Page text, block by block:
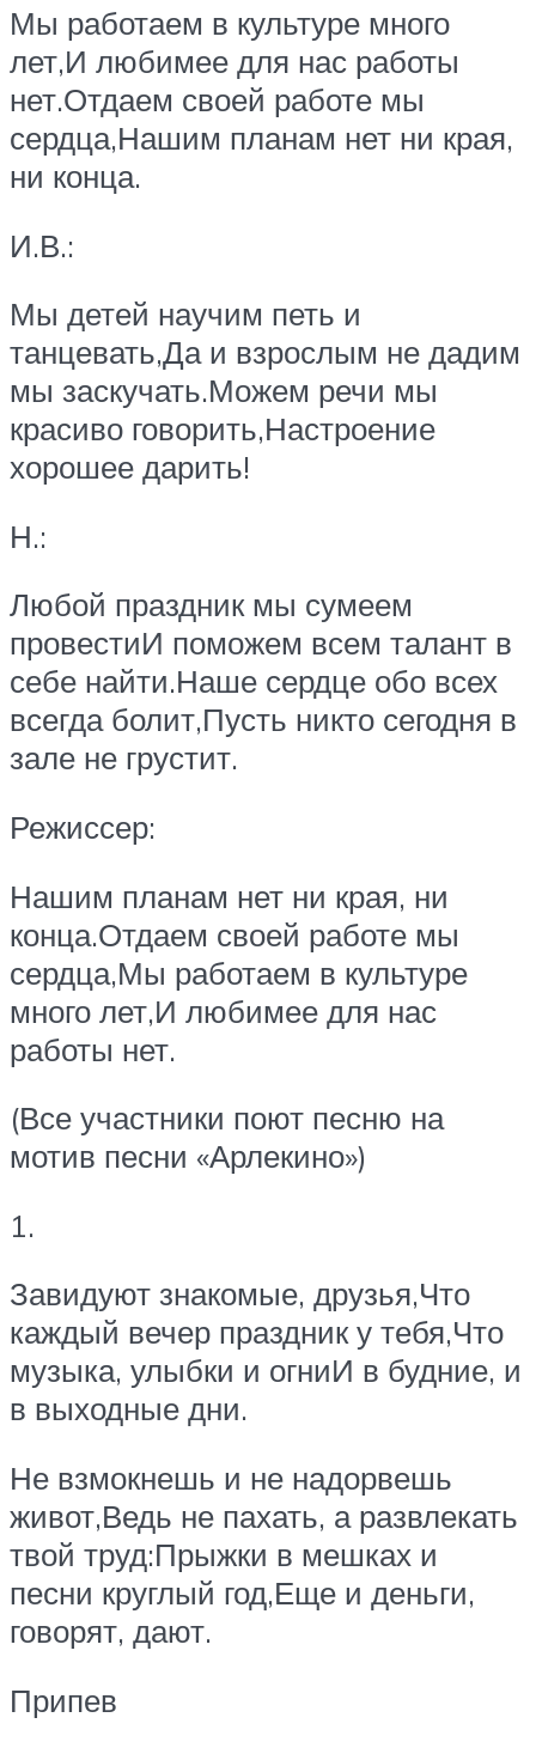
Мы работаем в культуре много
лет,И любимее для нас работы
нет.Отдаем своей работе мы
сердца,Нашим планам нет ни края,
ни конца.
И.В.:
Мы детей научим петь и
танцевать,Да и взрослым не дадим
мы заскучать.Можем речи мы
красиво говорить,Настроение
хорошее дарить!
Н.:
Любой праздник мы сумеем
провестиИ поможем всем талант в
себе найти.Наше сердце обо всех
всегда болит,Пусть никто сегодня в
зале не грустит.
Режиссер:
Нашим планам нет ни края, ни
конца.Отдаем своей работе мы
сердца,Мы работаем в культуре
много лет,И любимее для нас
работы нет.
(Все участники поют песню на
мотив песни «Арлекино»)
1.
Завидуют знакомые, друзья,Что
каждый вечер праздник у тебя,Что
музыка, улыбки и огниИ в будние, и
в выходные дни.
Не взмокнешь и не надорвешь
живот,Ведь не пахать, а развлекать
твой труд:Прыжки в мешках и
песни круглый год,Еще и деньги,
говорят, дают.
Припев